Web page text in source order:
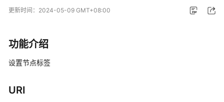
动
服
务
公
产
更新时间： 2024-05-09 GMT+08:00
功能介绍
设置节点标签
URI